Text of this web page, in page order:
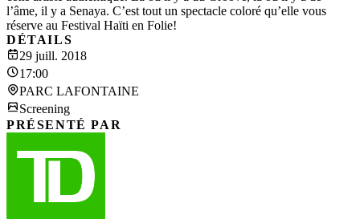
l’âme, il y a Senaya. C’est tout un spectacle coloré qu’elle vous
réserve au Festival Haïti en Folie!
DÉTAILS
29 juill. 2018
17:00
PARC LAFONTAINE
Screening
PRÉSENTÉ PAR